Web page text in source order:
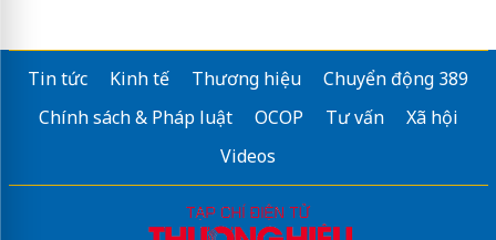
Tin tức Kinh tế Thương hiệu
Chuyển động 389
Chính sách & Pháp luật
OCOP Tư vấn
Xã hội
Videos